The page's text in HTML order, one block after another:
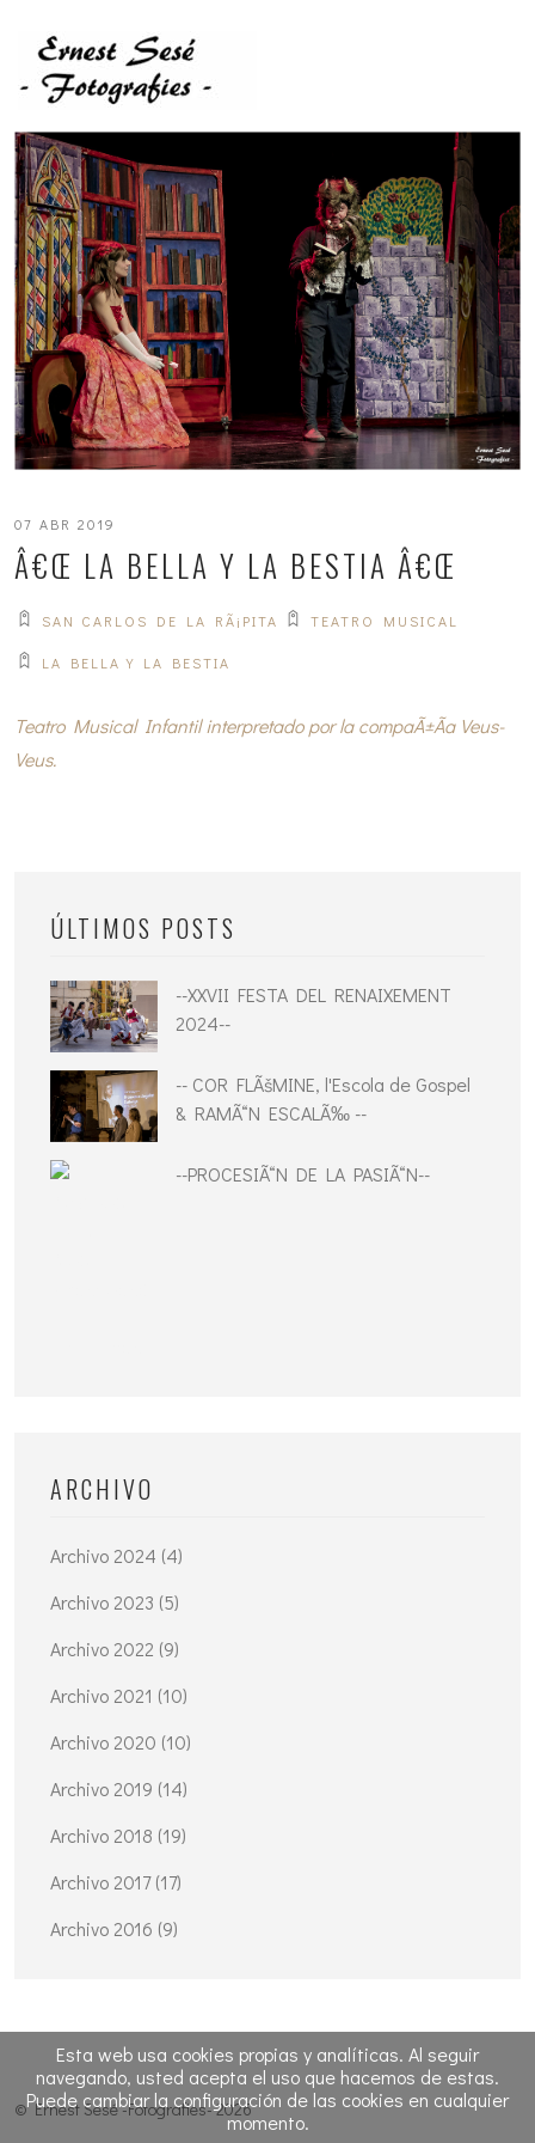
Esta web usa cookies propias y analíticas. Al seguir
navegando, usted acepta el uso que hacemos de estas.
Puede cambiar la configuración de las cookies en cualquier
momento.
07 ABR 2019
Â€Œ LA BELLA Y LA BESTIA Â€Œ
SAN CARLOS DE LA RÃ¡PITA TEATRO MUSICAL
LA BELLA Y LA BESTIA
Teatro Musical Infantil interpretado por la compaÃ±Ã­a Veus-
Veus.
ÚLTIMOS POSTS
--XXVII FESTA DEL RENAIXEMENT
2024--
-- COR FLÃšMINE, l'Escola de Gospel
& RAMÃ“N ESCALÃ‰ --
--PROCESIÃ“N DE LA PASIÃ“N--
ARCHIVO
Archivo 2024 (4)
Archivo 2023 (5)
Archivo 2022 (9)
Archivo 2021 (10)
Archivo 2020 (10)
Archivo 2019 (14)
Archivo 2018 (19)
Archivo 2017 (17)
Archivo 2016 (9)
© Ernest Sesé -Fotografies- 2026